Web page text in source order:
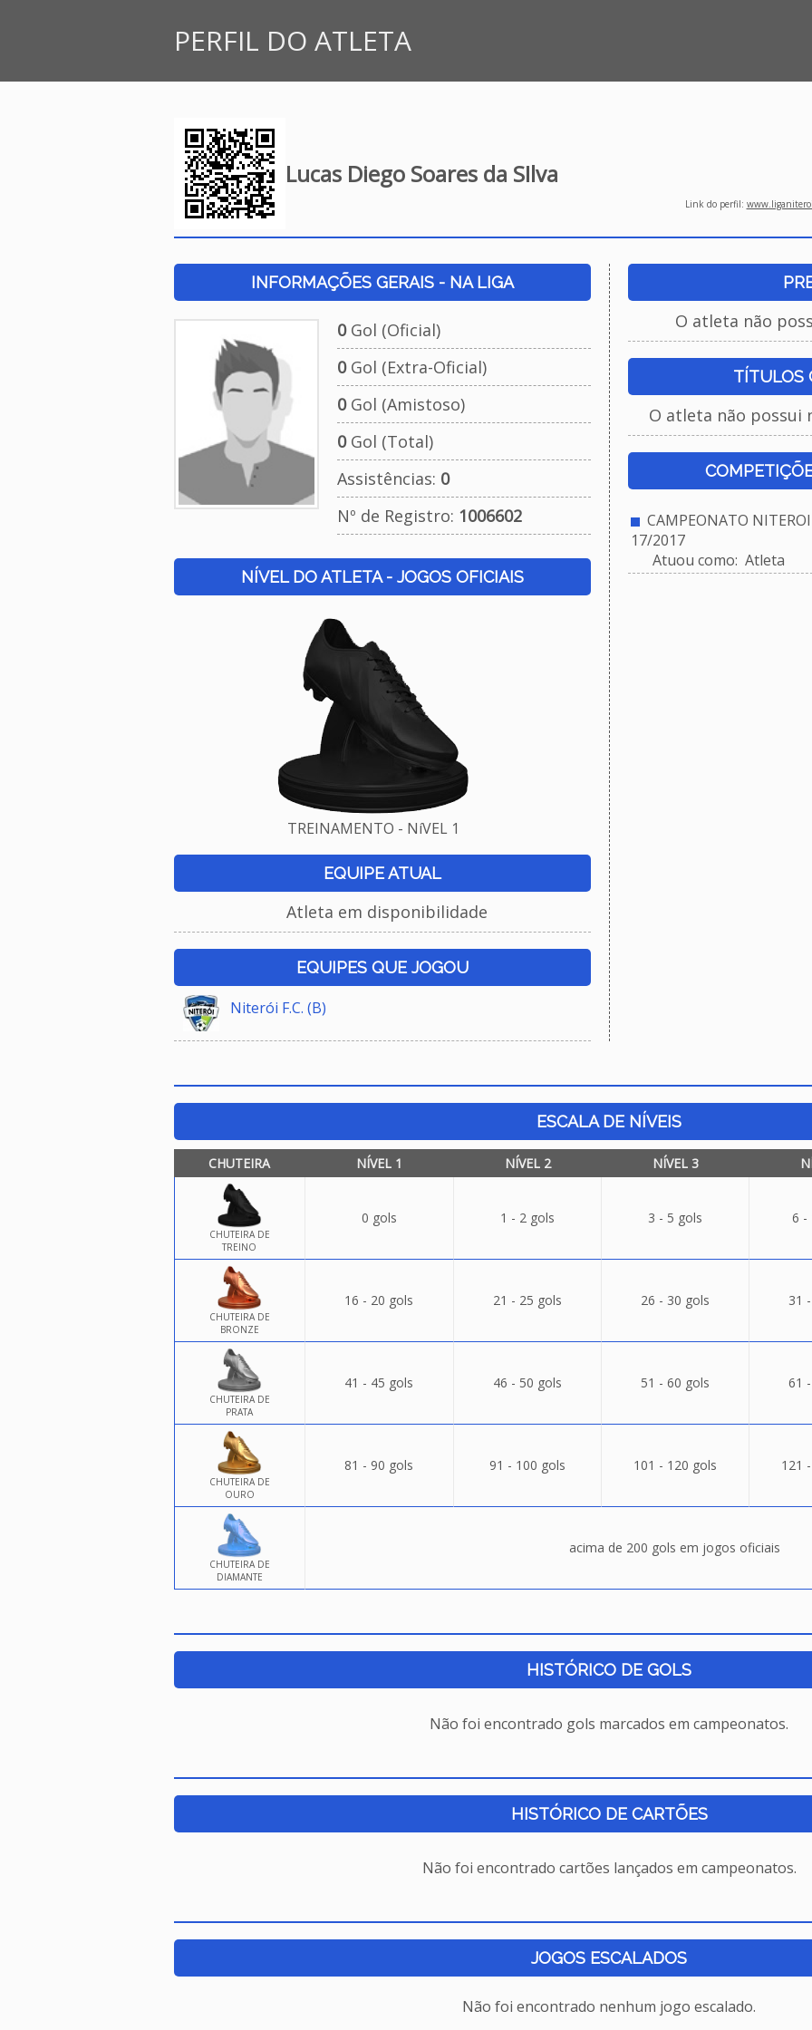
PERFIL DO ATLETA
Lucas Diego Soares da SIlva
Link do perfil:
INFORMAÇÕES GERAIS - NA LIGA
0Gol (Oficial)
0Gol (Extra-Oficial)
0Gol (Amistoso)
0Gol (Total)
Assistências: 0
Nº de Registro: 1006602
NÍVEL DO ATLETA - JOGOS OFICIAIS
TREINAMENTO - NíVEL 1
EQUIPE ATUAL
Atleta em disponibilidade
EQUIPES QUE JOGOU
Niterói F.C. (B)
O atleta não
TÍTULOS
O atleta não possui
CAMPEONATO
17/2017
Atuou como: Atleta
ESCALA DE NÍVEIS
CHUTEIRA NÍVEL 1 NÍVEL 2 NÍVEL 3
CHUTEIRA DE
TREINO
0 gols 1 - 2 gols 3 - 5 gols 6 -
CHUTEIRA DE
BRONZE
16 - 20 gols 21 - 25 gols 26 - 30 gols 31
CHUTEIRA DE
PRATA
41 - 45 gols 46 - 50 gols 51 - 60 gols 61
CHUTEIRA DE
OURO
81 - 90 gols 91 - 100 gols 101 - 120 gols 121
CHUTEIRA DE
DIAMANTE
acima de 200 gols em jogos oficiais
HISTÓRICO DE GOLS
Não foi encontrado gols marcados em campeonatos.
HISTÓRICO DE CARTÕES
Não foi encontrado cartões lançados em campeonatos.
JOGOS ESCALADOS
Não foi encontrado nenhum jogo escalado.